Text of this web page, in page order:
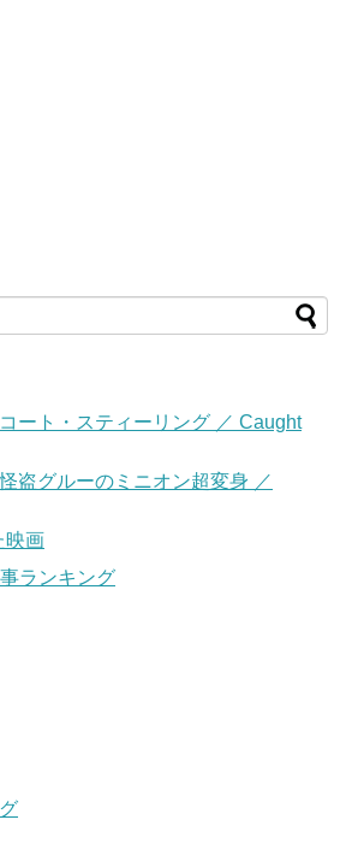
ート・スティーリング ／ Caught
盗グルーのミニオン超変身 ／
映画
ランキング